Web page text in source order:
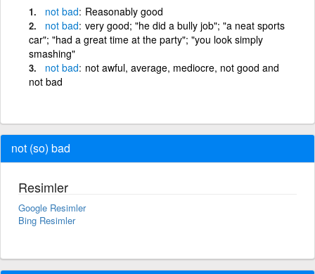
not bad Reasonably good
not bad very good; "he did a bully job"; "a neat sports
car"; "had a great time at the party"; "you look simply
smashing"
not bad not awful, average, mediocre, not good and
not bad
not (so) bad
Resimler
Google Resimler
Bing Resimler